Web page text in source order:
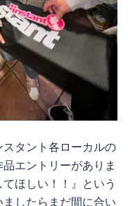
タント各ローカルの
エントリーがありま
ほしい！！』という
したらまだ間に合い